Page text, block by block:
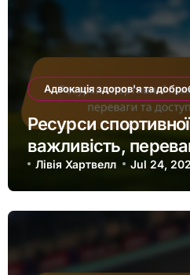
Адвокація здоров'я та
Ресурси спортивної
важливість,
спільноти
Лівія Хартвелл Jul 24,